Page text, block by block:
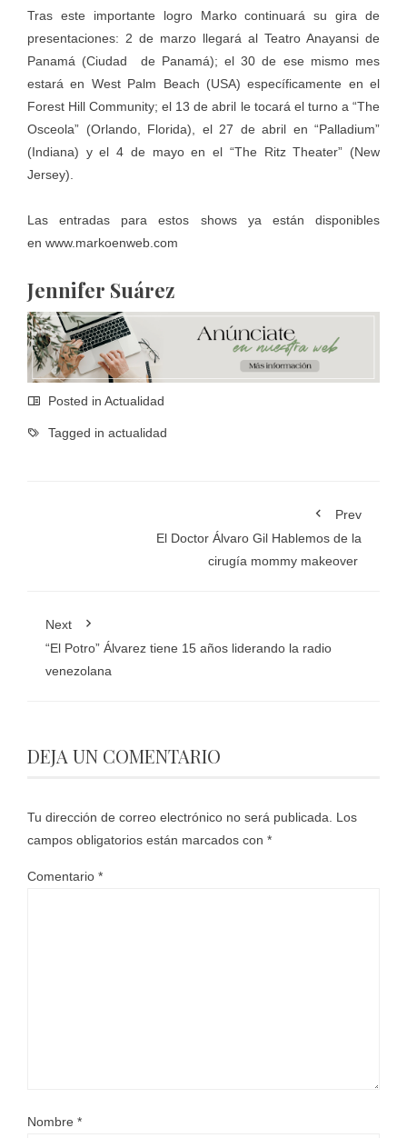
Tras este importante logro Marko continuará su gira de
presentaciones: 2 de marzo llegará al Teatro Anayansi de
Panamá (Ciudad de Panamá); el 30 de ese mismo mes
estará en West Palm Beach (USA) específicamente en el
Forest Hill Community; el 13 de abril le tocará el turno a “The
Osceola” (Orlando, Florida), el 27 de abril en “Palladium”
(Indiana) y el 4 de mayo en el “The Ritz Theater” (New
Jersey).
Las entradas para estos shows ya están disponibles
en www.markoenweb.com
Jennifer Suárez
Posted in Actualidad
Tagged in actualidad
Prev
El Doctor Álvaro Gil Hablemos de la
cirugía mommy makeover
Next
“El Potro” Álvarez tiene 15 años liderando la radio
venezolana
DEJA UN COMENTARIO
Tu dirección de correo electrónico no será publicada.
Los
campos obligatorios están marcados con *
Comentario *
Nombre *